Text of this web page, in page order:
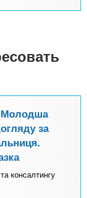
Молодша
за
консалтингу